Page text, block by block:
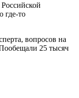
где-то
вопросов на
25 тысяч